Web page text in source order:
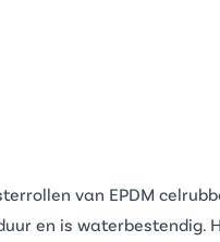
van EPDM
en is